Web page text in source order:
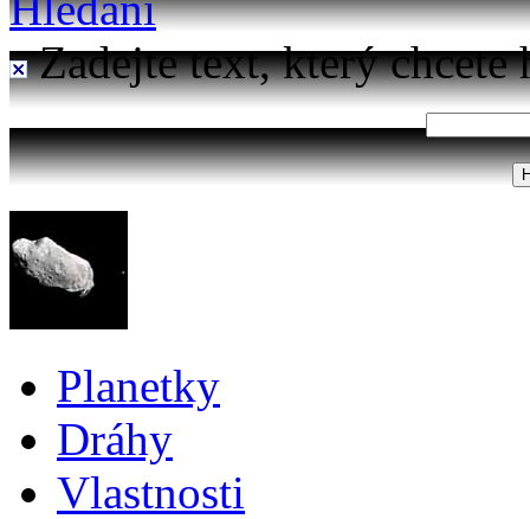
Zadejte text, který chcete
Planetky
Dráhy
Vlastnosti